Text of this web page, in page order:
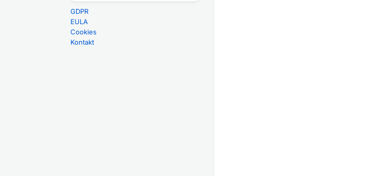
GDPR
EULA
Cookies
Kontakt